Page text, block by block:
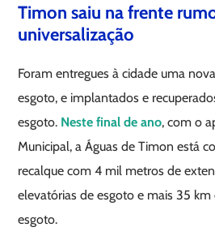
Timon saiu na frente
universalização
Foram entregues à cidade uma
esgoto, e implantados e
esgoto. Neste final de ano, com o
Municipal, a Águas de Timon está
recalque com 4 mil metros de
elevatórias de esgoto e mais 35
esgoto.